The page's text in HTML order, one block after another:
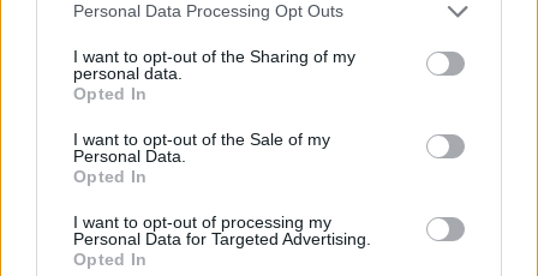
Personal Data Processing Opt Outs
I want to opt-out of the Sharing of my
personal data.
Opted In
I want to opt-out of the Sale of my
Personal Data.
Opted In
I want to opt-out of processing my
Personal Data for Targeted Advertising.
Opted In
llevan los vestidos de terciopelo con cortes ajustados o
fluidos, que se adaptan al cuerpo y crean un efecto de
movimiento. Los vestidos de terciopelo pueden tener
diferentes detalles, como cuellos altos, lazos, botones o
volantes, que le dan un aire másromántico y femenino.